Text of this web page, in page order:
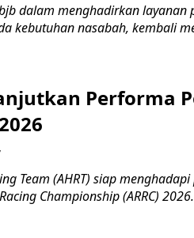
dalam menghadirkan layanan
kebutuhan nasabah, kembali
Performa
Team (AHRT) siap
Championship (ARRC)